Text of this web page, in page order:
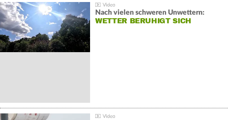
Nach vielen schweren Unwettern:
WETTER BERUHIGT SICH